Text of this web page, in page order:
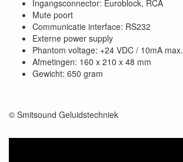
Ingangsconnector: Euroblock, RCA
Mute poort
Communicatie interface: RS232
Externe power supply
Phantom voltage: +24 VDC / 10mA max.
Afmetingen: 160 x 210 x 48 mm
Gewicht: 650 gram
© Smitsound Geluidstechniek